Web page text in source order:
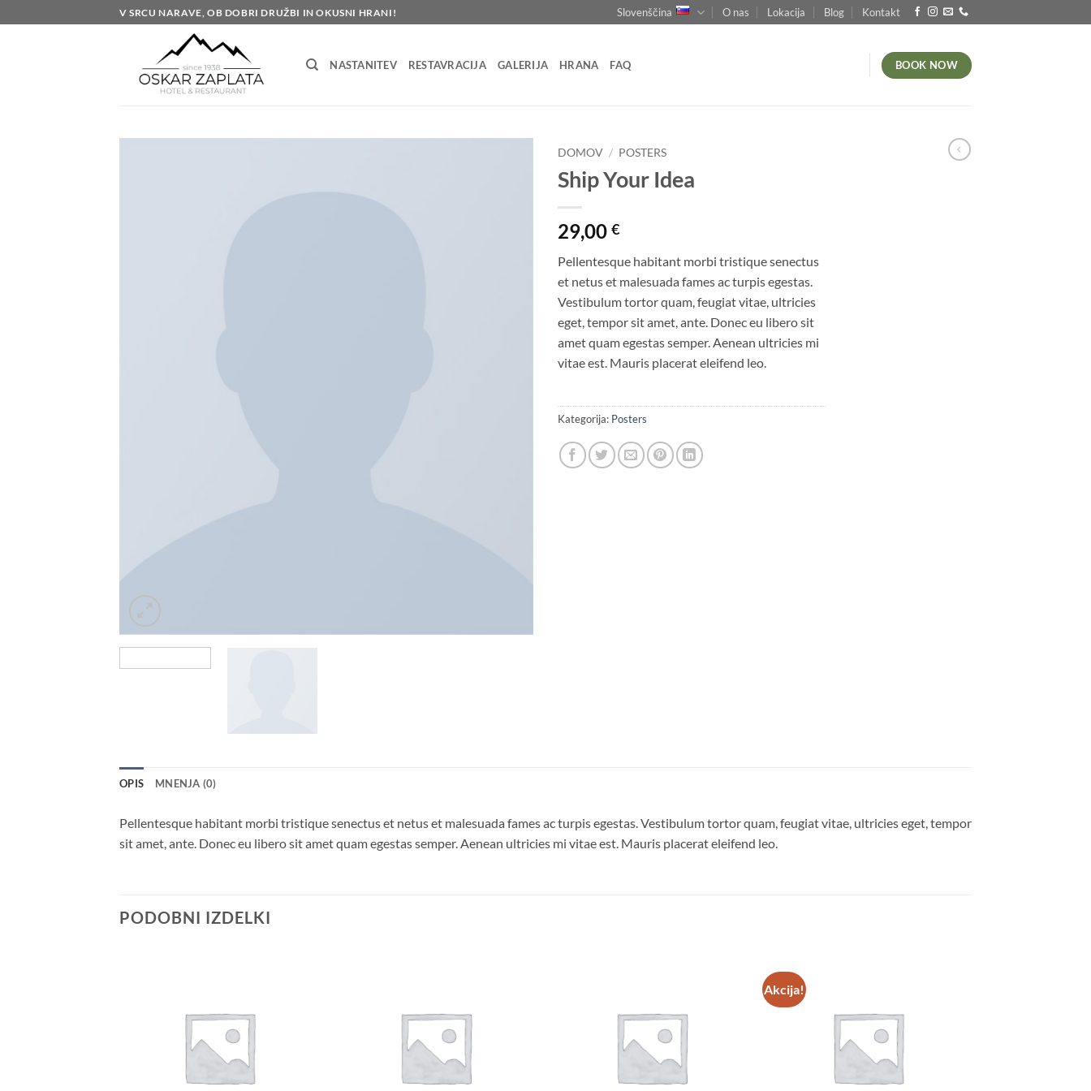
na
V SRCU NARAVE, OB DOBRI DRUŽBI IN OKUSNI HRANI! Slovenščina O nas Lokacija Blog Kontakt
NASTANITEV RESTAVRACIJA GALERIJA HRANA FAQ BOOK NOW
DOMOV / POSTERS
Ship Your Idea
29,00 €
Pellentesque habitant morbi tristique senectus
et netus et malesuada fames ac turpis egestas.
Vestibulum tortor quam, feugiat vitae, ultricies
eget, tempor sit amet, ante. Donec eu libero sit
amet quam egestas semper. Aenean ultricies mi
vitae est. Mauris placerat eleifend leo.
Kategorija: Posters
OPIS MNENJA (0)
Pellentesque habitant morbi tristique senectus et netus et malesuada fames ac turpis egestas. Vestibulum tortor quam, feugiat vitae, ultricies eget, tempor
sit amet, ante. Donec eu libero sit amet quam egestas semper. Aenean ultricies mi vitae est. Mauris placerat eleifend leo.
PODOBNI IZDELKI
Akcija!